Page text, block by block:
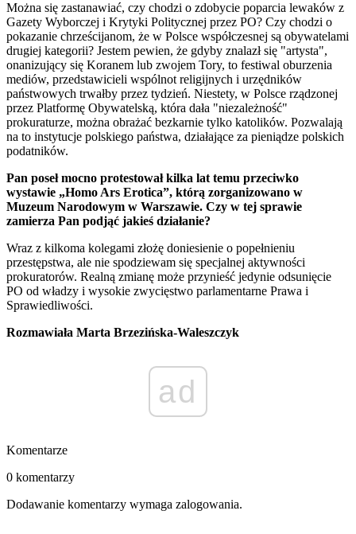
Można się zastanawiać, czy chodzi o zdobycie poparcia lewaków z
Gazety Wyborczej i Krytyki Politycznej przez PO? Czy chodzi o
pokazanie chrześcijanom, że w Polsce współczesnej są obywatelami
drugiej kategorii? Jestem pewien, że gdyby znalazł się "artysta",
onanizujący się Koranem lub zwojem Tory, to festiwal oburzenia
mediów, przedstawicieli wspólnot religijnych i urzędników
państwowych trwałby przez tydzień. Niestety, w Polsce rządzonej
przez Platformę Obywatelską, która dała "niezależność"
prokuraturze, można obrażać bezkarnie tylko katolików. Pozwalają
na to instytucje polskiego państwa, działające za pieniądze polskich
podatników.
Pan poseł mocno protestował kilka lat temu przeciwko
wystawie „Homo Ars Erotica”, którą zorganizowano w
Muzeum Narodowym w Warszawie. Czy w tej sprawie
zamierza Pan podjąć jakieś działanie?
Wraz z kilkoma kolegami złożę doniesienie o popełnieniu
przestępstwa, ale nie spodziewam się specjalnej aktywności
prokuratorów. Realną zmianę może przynieść jedynie odsunięcie
PO od władzy i wysokie zwycięstwo parlamentarne Prawa i
Sprawiedliwości.
Rozmawiała Marta Brzezińska-Waleszczyk
ad
Komentarze
0 komentarzy
Dodawanie komentarzy wymaga zalogowania.